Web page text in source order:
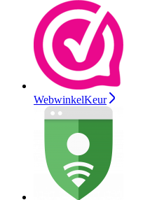
WebwinkelKeur